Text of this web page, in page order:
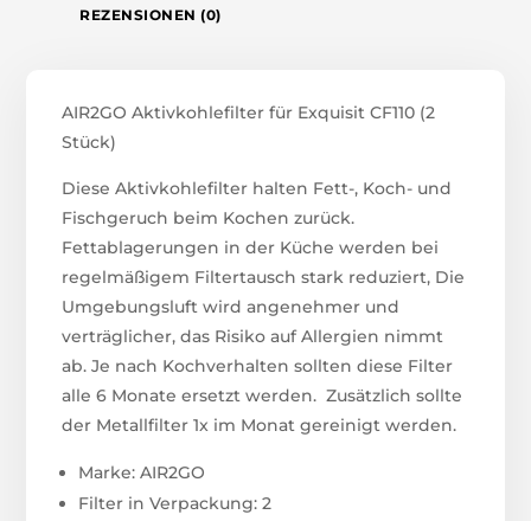
REZENSIONEN (0)
AIR2GO Aktivkohlefilter für Exquisit CF110 (2
Stück)
Diese Aktivkohlefilter halten Fett-, Koch- und
Fischgeruch beim Kochen zurück.
Fettablagerungen in der Küche werden bei
regelmäßigem Filtertausch stark reduziert, Die
Umgebungsluft wird angenehmer und
verträglicher, das Risiko auf Allergien nimmt
ab. Je nach Kochverhalten sollten diese Filter
alle 6 Monate ersetzt werden. Zusätzlich sollte
der Metallfilter 1x im Monat gereinigt werden.
Marke: AIR2GO
Filter in Verpackung: 2